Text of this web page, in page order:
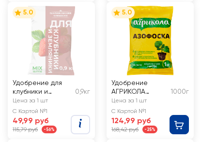
5.0
Удобрение для
клубники и
земляники НОВ-
АГРО
минеральное, Арт.
НА27
0,9кг
Цена за 1 шт
С Картой №1
49,99 руб
115,79 руб -56%
5.0
Удобрение
АГРИКОЛА
Азофоска
1000г
Цена за 1 шт
С Картой №1
124,99 руб
168,42 руб -25%